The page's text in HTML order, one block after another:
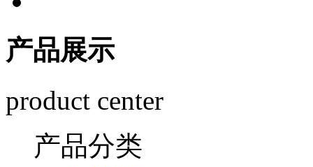
产品展示
product center
产品分类